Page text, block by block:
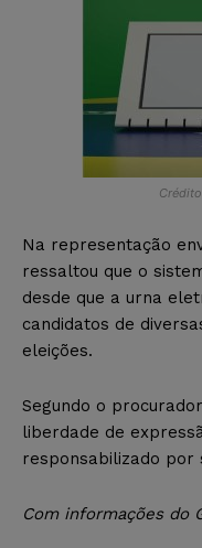
Na representação
ressaltou que o
desde que a urna
candidatos de
eleições.
Segundo o
liberdade de
responsabilizado por
Com informações do